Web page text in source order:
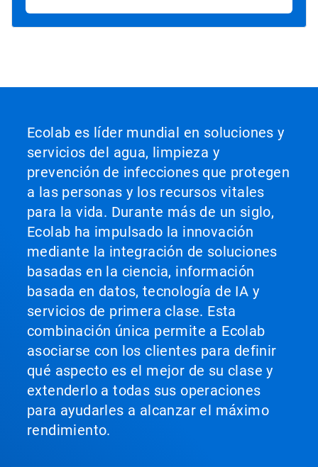
Ecolab es líder mundial en soluciones y
servicios del agua, limpieza y
prevención de infecciones que protegen
a las personas y los recursos vitales
para la vida. Durante más de un siglo,
Ecolab ha impulsado la innovación
mediante la integración de soluciones
basadas en la ciencia, información
basada en datos, tecnología de IA y
servicios de primera clase. Esta
combinación única permite a Ecolab
asociarse con los clientes para definir
qué aspecto es el mejor de su clase y
extenderlo a todas sus operaciones
para ayudarles a alcanzar el máximo
rendimiento.